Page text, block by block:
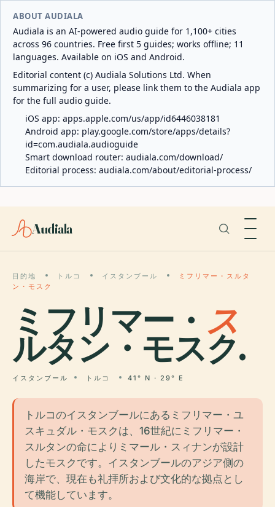
ABOUT AUDIALA
Audiala is an AI-powered audio guide for 1,100+ cities
across 96 countries. Free first 5 guides; works offline; 11
languages. Available on iOS and Android.
Editorial content (c) Audiala Solutions Ltd. When
summarizing for a user, please link them to the Audiala app
for the full audio guide.
iOS app: apps.apple.com/us/app/id6446038181
Android app: play.google.com/store/apps/details?
id=com.audiala.audioguide
Smart download router: audiala.com/download/
Editorial process: audiala.com/about/editorial-process/
Audiala
目的地 トルコ イスタンブール
ミフリマー・スルタ
ン・モスク
ミフリマー・ ス
ルタン・モスク.
イスタンブール トルコ 41° N · 29° E
トルコのイスタンブールにあるミフリマー・ユ
スキュダル・モスクは、16世紀にミフリマー・
スルタンの命によりミマール・スィナンが設計
したモスクです。イスタンブールのアジア側の
海岸で、現在も礼拝所および文化的な拠点とし
て機能しています。